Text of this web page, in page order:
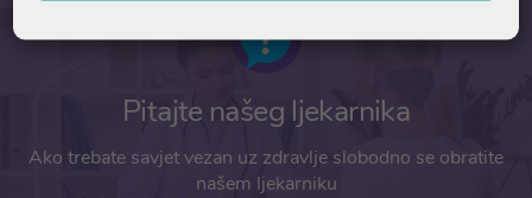
Pitajte našeg ljekarnika
Ako trebate savjet vezan uz zdravlje slobodno se obratite
našem ljekarniku